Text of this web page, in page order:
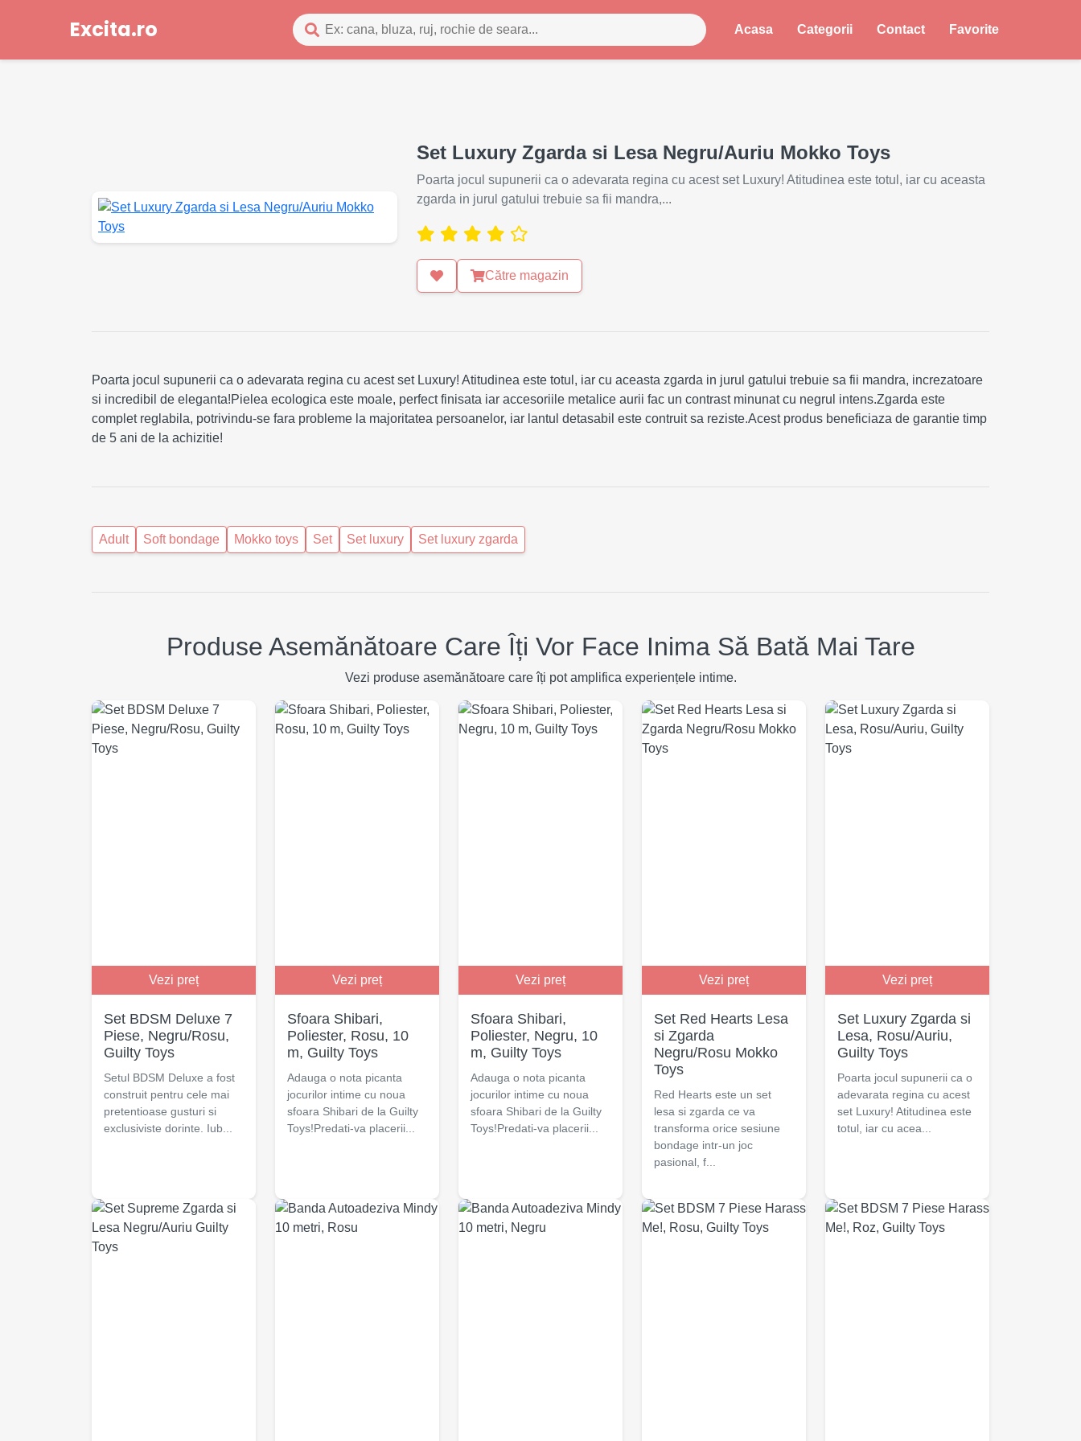
Excita.ro Acasa Categorii Contact Favorite
Set Luxury Zgarda si Lesa Negru/Auriu Mokko Toys
Poarta jocul supunerii ca o adevarata regina cu acest set Luxury! Atitudinea este totul, iar cu aceasta
zgarda in jurul gatului trebuie sa fii mandra,...
Către magazin
Poarta jocul supunerii ca o adevarata regina cu acest set Luxury! Atitudinea este totul, iar cu aceasta zgarda in jurul gatului trebuie sa fii mandra, increzatoare
si incredibil de eleganta!Pielea ecologica este moale, perfect finisata iar accesoriile metalice aurii fac un contrast minunat cu negrul intens.Zgarda este
complet reglabila, potrivindu-se fara probleme la majoritatea persoanelor, iar lantul detasabil este contruit sa reziste.Acest produs beneficiaza de garantie timp
de 5 ani de la achizitie!
Adult Soft bondage Mokko toys Set Set luxury Set luxury zgarda
Produse Asemănătoare Care Îți Vor Face Inima Să Bată Mai Tare
Vezi produse asemănătoare care îți pot amplifica experiențele intime.
Vezi preț
Set BDSM Deluxe 7
Piese, Negru/Rosu,
Guilty Toys
Setul BDSM Deluxe a fost
construit pentru cele mai
pretentioase gusturi si
exclusiviste dorinte. Iub...
Vezi preț
Sfoara Shibari,
Poliester, Rosu, 10
m, Guilty Toys
Adauga o nota picanta
jocurilor intime cu noua
sfoara Shibari de la Guilty
Toys!Predati-va placerii...
Vezi preț
Sfoara Shibari,
Poliester, Negru, 10
m, Guilty Toys
Adauga o nota picanta
jocurilor intime cu noua
sfoara Shibari de la Guilty
Toys!Predati-va placerii...
Vezi preț
Set Red Hearts Lesa
si Zgarda
Negru/Rosu Mokko
Toys
Red Hearts este un set
lesa si zgarda ce va
transforma orice sesiune
bondage intr-un joc
pasional, f...
Vezi preț
Set Luxury Zgarda si
Lesa, Rosu/Auriu,
Guilty Toys
Poarta jocul supunerii ca o
adevarata regina cu acest
set Luxury! Atitudinea este
totul, iar cu acea...